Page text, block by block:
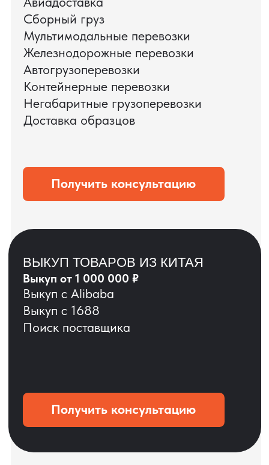
ДО ОПЛАТЫ?
ОСТАВЬТЕ ЗАЯВКУ
Мы вернёмся с расчётом и фото после
технической проверки
+7